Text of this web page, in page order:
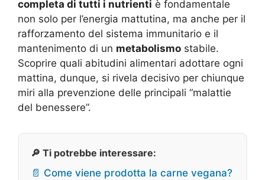
completa di tutti i nutrienti è fondamentale
non solo per l’energia mattutina, ma anche per il
rafforzamento del sistema immunitario e il
mantenimento di un metabolismo stabile.
Scoprire quali abitudini alimentari adottare ogni
mattina, dunque, si rivela decisivo per chiunque
miri alla prevenzione delle principali “malattie
del benessere”.
🔎 Ti potrebbe interessare:
📄 Come viene prodotta la carne vegana?